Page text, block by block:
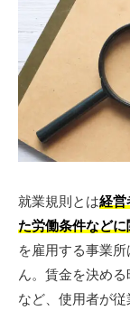
就業規則とは経営
た労働条件など
を雇用する事業
ん。賃金を決め
など、使用者が